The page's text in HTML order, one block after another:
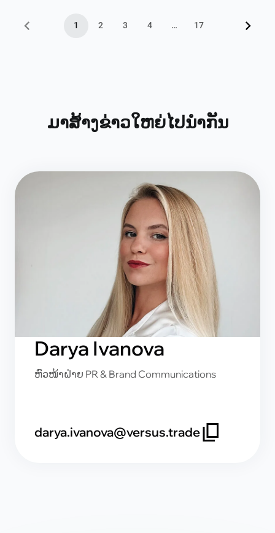
1 2 3 4 … 17
ມາສ້າງຂ່າວໃຫຍ່ໄປນຳກັນ
Darya Ivanova
ຫົວໜ້າຝ່າຍ PR & Brand Communications
darya.ivanova@versus.trade